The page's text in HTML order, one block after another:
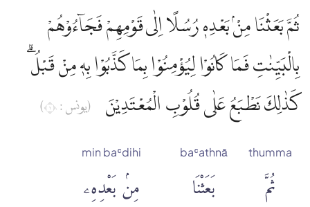
ثُمَّ بَعَثْنَا مِنْۢ بَعْدِهٖ رُسُلًا اِلٰى قَوْمِهِمْ فَجَاۤءُوْهُمْ
بِالْبَيِّنٰتِ فَمَا كَانُوْا لِيُؤْمِنُوْا بِمَا كَذَّبُوْا بِهٖ مِنْ قَبْلُ ۗ
كَذٰلِكَ نَطْبَعُ عَلٰى قُلُوْبِ الْمُعْتَدِيْنَ
(يونس : ١٠)
thumma
ثُمَّ
baʿathnā
بَعَثْنَا
min baʿdihi
مِنۢ بَعْدِهِۦ